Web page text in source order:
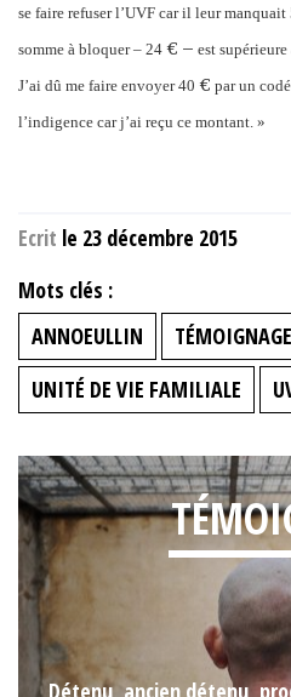
se faire refuser l’UVF car il leur manquait
somme à bloquer – 24 € – est
J’ai dû me faire envoyer 40 € par un
l’indigence car j’ai reçu ce montant. »
Ecrit le 23 décembre 2015
Mots clés :
ANNOEULLIN
UNITÉ DE VIE FAMILIALE
Détenu, ancien détenu,